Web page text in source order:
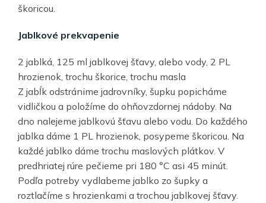
škoricou.
Jablkové prekvapenie
2 jablká, 125 ml jablkovej šťavy, alebo vody, 2 PL
hrozienok, trochu škorice, trochu masla
Z jabĺk odstránime jadrovníky, šupku popicháme
vidličkou a položíme do ohňovzdornej nádoby. Na
dno nalejeme jablkovú šťavu alebo vodu. Do každého
jablka dáme 1 PL hrozienok, posypeme škoricou. Na
každé jablko dáme trochu maslových plátkov. V
predhriatej rúre pečieme pri 180 °C asi 45 minút.
Podľa potreby vydlabeme jablko zo šupky a
roztlačíme s hrozienkami a trochou jablkovej šťavy.